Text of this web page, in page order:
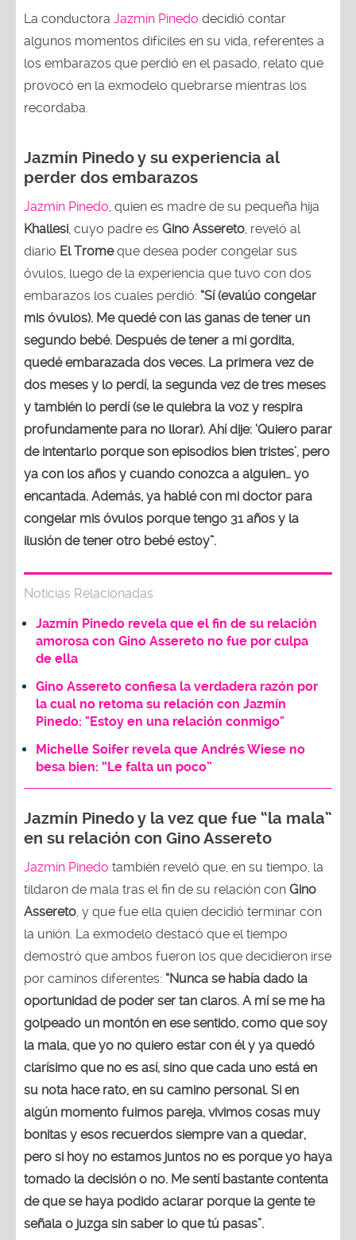
La conductora Jazmín Pinedo decidió contar
algunos momentos difíciles en su vida, referentes a
los embarazos que perdió en el pasado, relato que
provocó en la exmodelo quebrarse mientras los
recordaba.
Jazmín Pinedo y su experiencia al
perder dos embarazos
Jazmín Pinedo , quien es madre de su pequeña hija
Khallesi , cuyo padre es Gino Assereto , reveló al
diario El Tromeque desea poder congelar sus
óvulos, luego de la experiencia que tuvo con dos
embarazos los cuales perdió: “Sí (evalúo congelar
mis óvulos). Me quedé con las ganas de tener un
segundo bebé. Después de tener a mi gordita,
quedé embarazada dos veces. La primera vez de
dos meses y lo perdí, la segunda vez de tres meses
y también lo perdí (se le quiebra la voz y respira
profundamente para no llorar). Ahí dije: ‘Quiero parar
de intentarlo porque son episodios bien tristes’, pero
ya con los años y cuando conozca a alguien… yo
encantada. Además, ya hablé con mi doctor para
congelar mis óvulos porque tengo 31 años y la
ilusión de tener otro bebé estoy”.
Noticias Relacionadas
Jazmín Pinedo revela que el fin de su relación
amorosa con Gino Assereto no fue por culpa
de ella
Gino Assereto confiesa la verdadera razón por
la cual no retoma su relación con Jazmín
Pinedo: "Estoy en una relación conmigo"
Michelle Soifer revela que Andrés Wiese no
besa bien: “Le falta un poco”
Jazmín Pinedo y la vez que fue “la mala”
en su relación con Gino Assereto
Jazmín Pinedo también reveló que, en su tiempo, la
tildaron de mala tras el fin de su relación con Gino
Assereto , y que fue ella quien decidió terminar con
la unión. La exmodelo destacó que el tiempo
demostró que ambos fueron los que decidieron irse
por caminos diferentes: “Nunca se había dado la
oportunidad de poder ser tan claros. A mí se me ha
golpeado un montón en ese sentido, como que soy
la mala, que yo no quiero estar con él y ya quedó
clarísimo que no es así, sino que cada uno está en
su nota hace rato, en su camino personal. Si en
algún momento fuimos pareja, vivimos cosas muy
bonitas y esos recuerdos siempre van a quedar,
pero si hoy no estamos juntos no es porque yo haya
tomado la decisión o no. Me sentí bastante contenta
de que se haya podido aclarar porque la gente te
señala o juzga sin saber lo que tú pasas”.